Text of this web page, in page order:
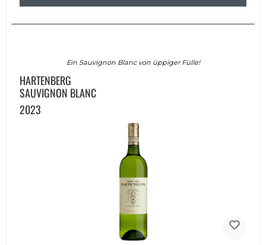
Ein Sauvignon Blanc von üppiger Fülle!
HARTENBERG
SAUVIGNON BLANC
2023